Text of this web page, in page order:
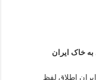
به خاک ایران
اطلاق لفظ